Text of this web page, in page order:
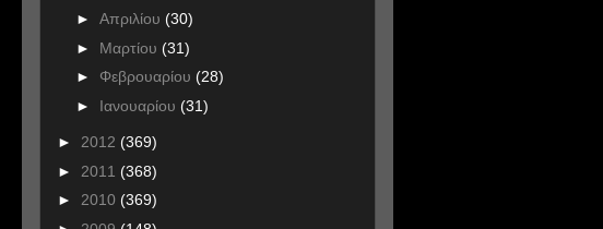
► Απριλίου (30)
► Μαρτίου (31)
► Φεβρουαρίου (28)
► Ιανουαρίου (31)
► 2012 (369)
► 2011 (368)
► 2010 (369)